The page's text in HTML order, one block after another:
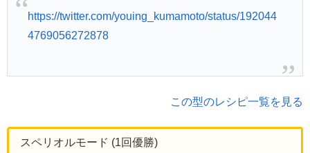
https://twitter.com/youing_kumamoto/status/192044
4769056272878
この型のレシピ一覧を見る
スペリオルモード (1回優勝)